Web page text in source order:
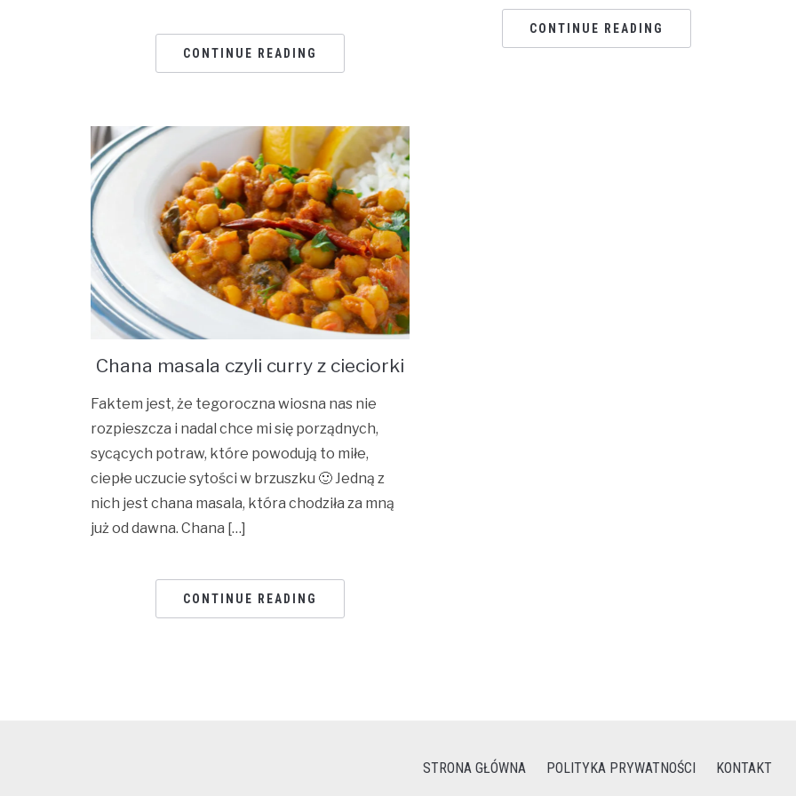
CONTINUE READING
CONTINUE READING
Chana masala czyli curry z cieciorki
Faktem jest, że tegoroczna wiosna nas nie
rozpieszcza i nadal chce mi się porządnych,
sycących potraw, które powodują to miłe,
ciepłe uczucie sytości w brzuszku 🙂 Jedną z
nich jest chana masala, która chodziła za mną
już od dawna. Chana […]
CONTINUE READING
STRONA GŁÓWNA POLITYKA PRYWATNOŚCI KONTAKT